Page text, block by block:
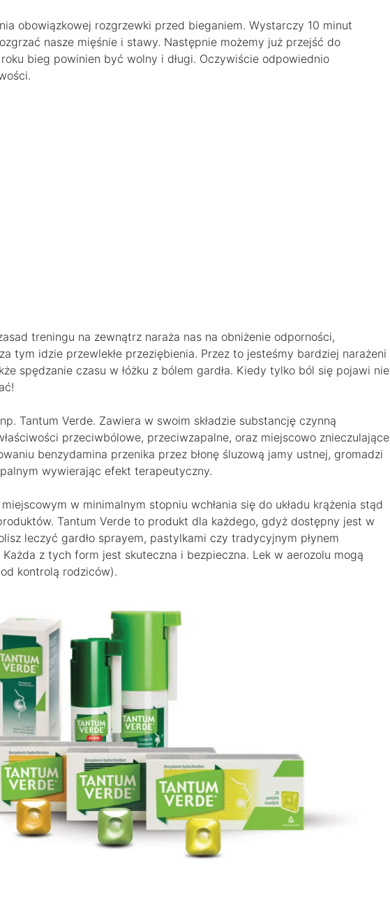
obowiązkowej rozgrzewki przed bieganiem. Wystarczy 10 minut
nasze mięśnie i stawy. Następnie możemy już przejść do
bieg powinien być wolny i długi. Oczywiście odpowiednio
treningu na zewnątrz naraża nas na obniżenie odporności,
tym idzie przewlekłe przeziębienia. Przez to jesteśmy bardziej narażeni
spędzanie czasu w łóżku z bólem gardła. Kiedy tylko ból się pojawi nie
Tantum Verde. Zawiera w swoim składzie substancję czynną
przeciwbólowe, przeciwzapalne, oraz miejscowo znieczulające
benzydamina przenika przez błonę śluzową jamy ustnej, gromadzi
wywierając efekt terapeutyczny.
w minimalnym stopniu wchłania się do układu krążenia stąd
Tantum Verde to produkt dla każdego, gdyż dostępny jest w
leczyć gardło sprayem, pastylkami czy tradycyjnym płynem
Każda z tych form jest skuteczna i bezpieczna. Lek w aerozolu mogą
kontrolą rodziców).